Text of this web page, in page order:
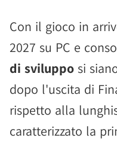
Con il gioco in
2027 su PC e
di sviluppo si
dopo l'uscita di
rispetto alla
caratterizzato la